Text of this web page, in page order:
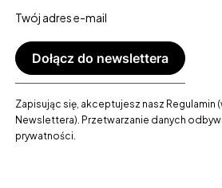
Twój adres e-mail
Dołącz do newslettera
Zapisując się, akceptujesz nasz Regulamin
Newslettera). Przetwarzanie danych
prywatności.